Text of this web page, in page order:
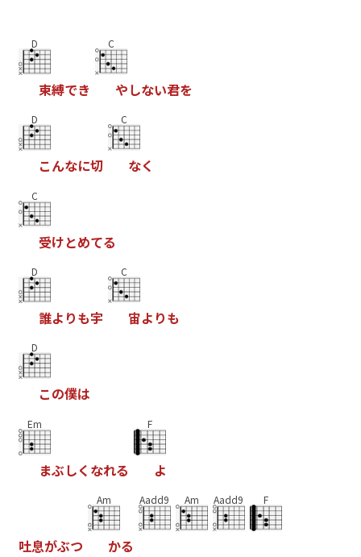
D
束縛でき
C
やしない君を
D
こんなに切
C
なく
C
受けとめてる
D
誰よ りも宇
C
宙よ りも
D
この僕は
Em
まぶしく なれる
F
よ
吐息がぶつ
Am
かる
Aadd9 Am Aadd9 F